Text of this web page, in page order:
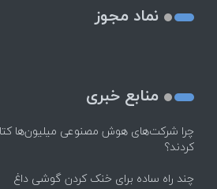
نماد مجوز
منابع خبری
چرا شرکت‌های هوش مصنوعی میلیون‌ها
کردند؟
چند راه‌ ساده برای خنک کردن گوشی داغ